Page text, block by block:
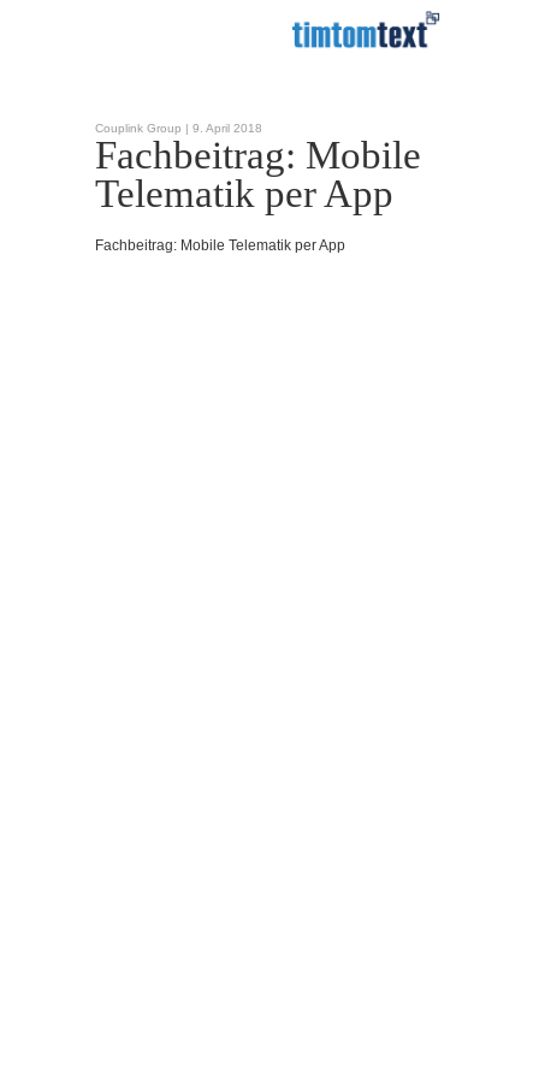
Couplink Group | 9. April 2018
Fachbeitrag: Mobile
Telematik per App
Fachbeitrag: Mobile Telematik per App